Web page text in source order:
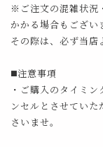
※ご注文の混雑状況
かかる場合もござい
その際は、必ず当店
◼️注意事項
・ご購入のタイミ
ンセルとさせてい
さいませ。